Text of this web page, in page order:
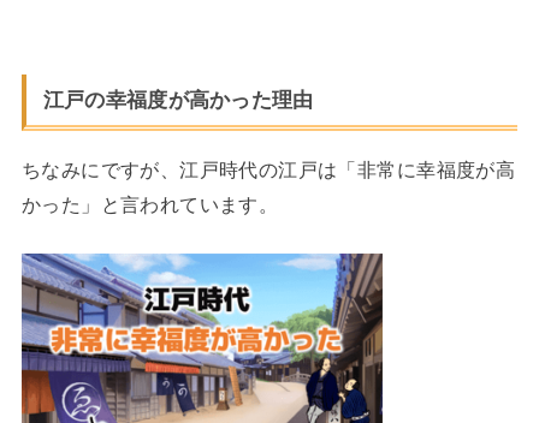
江戸の幸福度が高かった理由
ちなみにですが、江戸時代の江戸は「非常に幸福度が高
かった」と言われています。